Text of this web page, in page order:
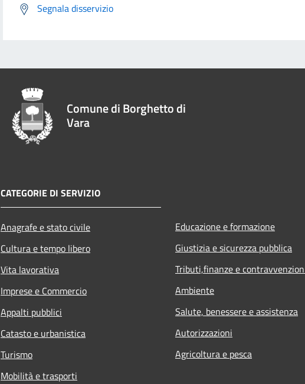
Segnala disservizio
Comune di Borghetto di
Vara
CATEGORIE DI SERVIZIO
Anagrafe e stato civile
Cultura e tempo libero
Vita lavorativa
Imprese e Commercio
Appalti pubblici
Catasto e urbanistica
Turismo
Mobilità e trasporti
Educazione e formazione
Giustizia e sicurezza pubblica
Tributi,finanze e
Ambiente
Salute, benessere e assistenza
Autorizzazioni
Agricoltura e pesca